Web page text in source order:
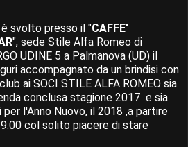
svolto presso il "CAFFE'
", sede Stile Alfa Romeo di
UDINE 5 a Palmanova (UD) il
accompagnato da un brindisi con
ai SOCI STILE ALFA ROMEO sia
conclusa stagione 2017 e sia
l'Anno Nuovo, il 2018 ,a partire
col solito piacere di stare